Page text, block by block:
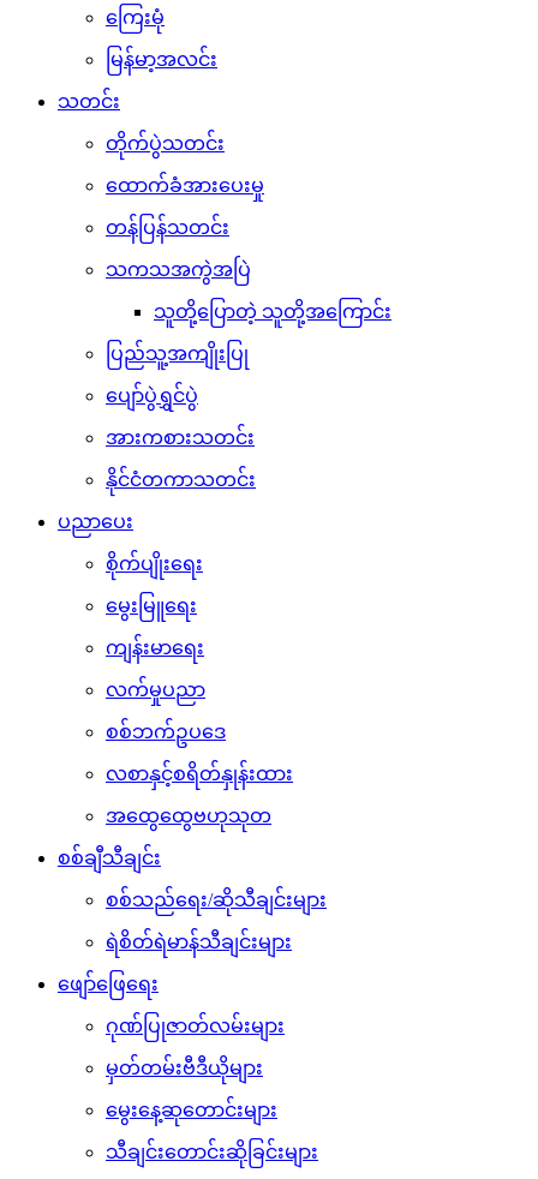
ကြေးမုံ
မြန်မာ့အလင်း
သတင်း
တိုက်ပွဲသတင်း
ထောက်ခံအားပေးမှု
တန်ပြန်သတင်း
သကသအကွဲအပြဲ
သူတို့ပြောတဲ့ သူတို့အကြောင်း
ပြည်သူ့အကျိုးပြု
ပျော်ပွဲရွှင်ပွဲ
အားကစားသတင်း
နိုင်ငံတကာသတင်း
ပညာပေး
စိုက်ပျိုးရေး
မွေးမြူရေး
ကျန်းမာရေး
လက်မှုပညာ
စစ်ဘက်ဥပဒေ
လစာနှင့်စရိတ်နှုန်းထား
အထွေထွေဗဟုသုတ
စစ်ချီသီချင်း
စစ်သည်ရေး/ဆိုသီချင်းများ
ရဲစိတ်ရဲမာန်သီချင်းများ
ဖျော်ဖြေရေး
ဂုဏ်ပြုဇာတ်လမ်းများ
မှတ်တမ်းဗီဒီယိုများ
မွေးနေ့ဆုတောင်းများ
သီချင်းတောင်းဆိုခြင်းများ